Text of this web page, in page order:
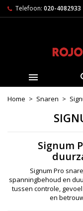
Telefoon: 020-4082933

Home Snaren
Signum
Signum Pro
spanningbehoud en
tussen controle,
en